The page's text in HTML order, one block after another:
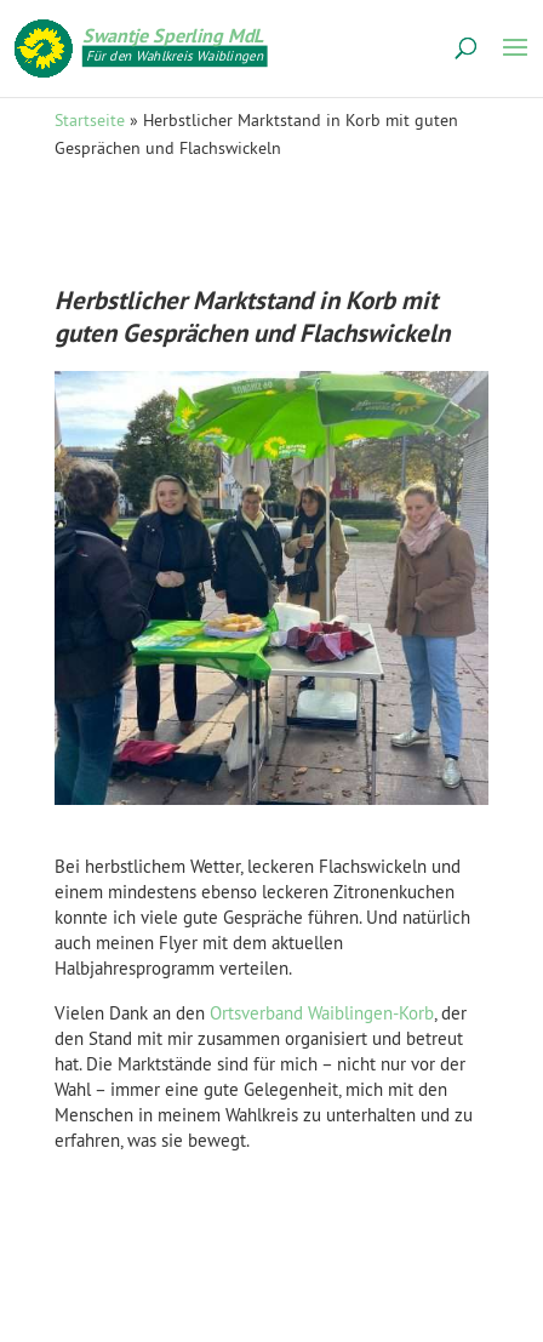
Swantje Sperling MdL
Für den Wahlkreis Waiblingen
Startseite» Herbstlicher Marktstand in Korb mit guten
Gesprächen und Flachswickeln
Herbstlicher Marktstand in Korb mit
guten Gesprächen und Flachswickeln
Bei herbstlichem Wetter, leckeren Flachswickeln und
einem mindestens ebenso leckeren Zitronenkuchen
konnte ich viele gute Gespräche führen. Und natürlich
auch meinen Flyer mit dem aktuellen
Halbjahresprogramm verteilen.
Vielen Dank an den Ortsverband Waiblingen-Korb, der
den Stand mit mir zusammen organisiert und betreut
hat. Die Marktstände sind für mich – nicht nur vor der
Wahl – immer eine gute Gelegenheit, mich mit den
Menschen in meinem Wahlkreis zu unterhalten und zu
erfahren, was sie bewegt.